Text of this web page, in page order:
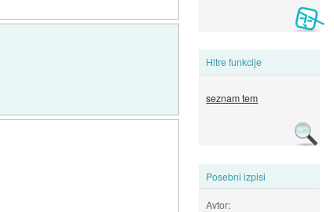
Hitre funkcije
seznam tem
Posebni izpisi
Avtor: